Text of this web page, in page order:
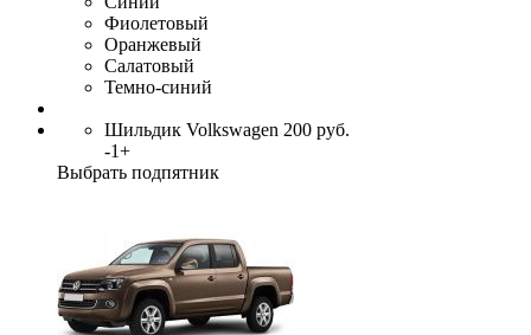
Фиолетовый
Оранжевый
Салатовый
Темно-синий
Шильдик Volkswagen 200 руб.
-1+
Выбрать подпятник